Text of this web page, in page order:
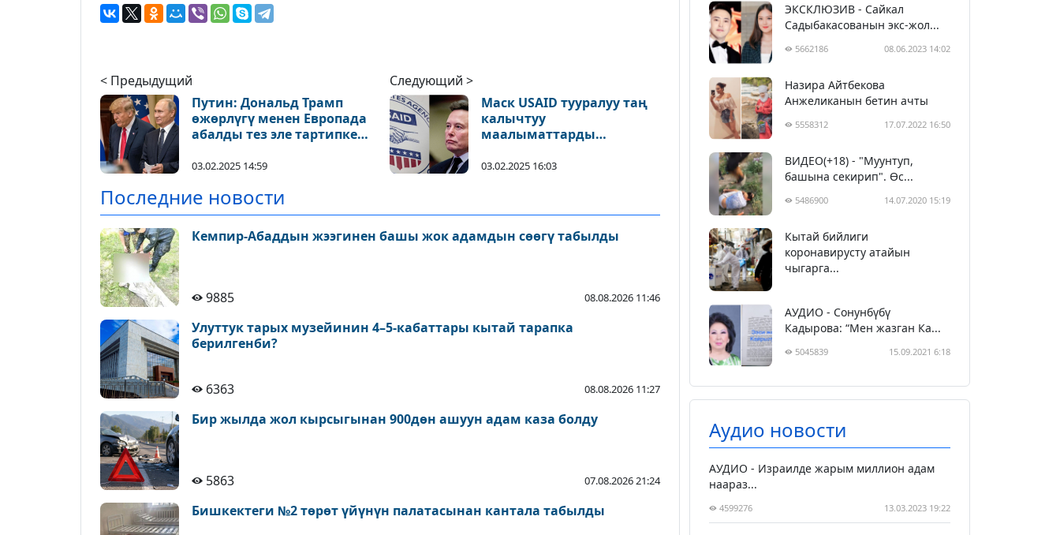
< Предыдущий
Путин: Дональд Трамп
өжөрлүгү менен Европада
абалды тез эле тартипке
03.02.2025 14:59
Следующий >
Маск USAID тууралуу таң
калычтуу
маалыматтарды
03.02.2025 16:03
Последние новости
Кемпир-Абаддын жээгинен башы жок адамдын сөөгү табылды
9885 08.08.2026 11:46
Улуттук тарых музейинин 4–5-кабаттары кытай тарапка
берилгенби?
6363 08.08.2026 11:27
Бир жылда жол кырсыгынан 900дөн ашуун адам каза болду
5863 07.08.2026 21:24
Бишкектеги №2 төрөт үйүнүн палатасынан кантала табылды
ЭКСКЛЮЗИВ - Сайкал
Садыбакасованын экс-жол...
5662186 08.06.2023 14:02
Назира Айтбекова
Анжеликанын бетин ачты
5558312 17.07.2022 16:50
ВИДЕО(+18) - "Муунтуп,
башына секирип". Өс...
5486900 14.07.2020 15:19
Кытай бийлиги
коронавирусту атайын
чыгарга...
АУДИО - Сонунбүбү
Кадырова: “Мен жазган Ка...
5045839 15.09.2021 6:18
Аудио новости
АУДИО - Израилде жарым миллион адам
наараз...
4599276 13.03.2023 19:22